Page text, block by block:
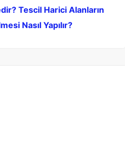
Tescil Harici Alanların
Nasıl Yapılır?